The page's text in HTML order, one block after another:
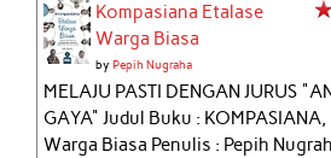
Kompasiana Etalase
Warga Biasa
byPepih Nugraha
MELAJU PASTI DENGAN JURUS
GAYA" Judul Buku :
Warga Biasa Penulis : Pepih